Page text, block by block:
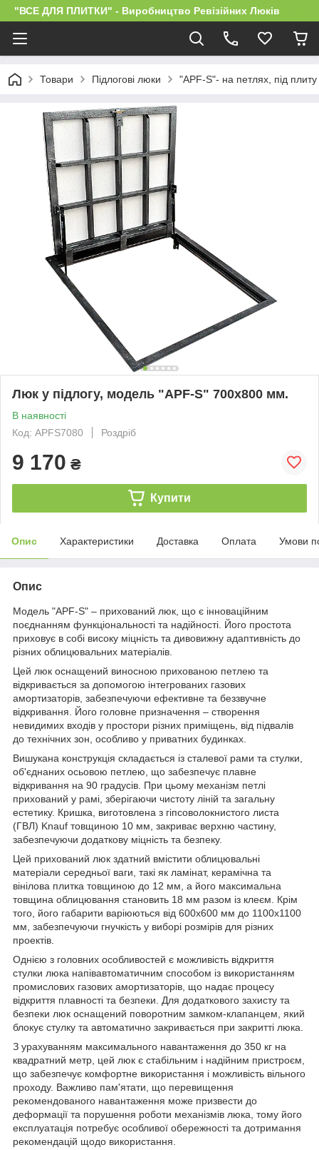
"ВСЕ ДЛЯ ПЛИТКИ" - Виробництво Ревізійних Люків
Товари Підлогові люки "APF-S"- на петлях, під плиту
Люк у підлогу, модель "APF-S" 700х800 мм.
В наявності
Код: APFS7080
Роздріб
9 170 ₴
Купити
Опис Характеристики Доставка Оплата Умови
Опис
Модель "APF-S" – прихований люк, що є інноваційним
поєднанням функціональності та надійності. Його простота
приховує в собі високу міцність та дивовижну адаптивність до
різних облицювальних матеріалів.
Цей люк оснащений виносною прихованою петлею та
відкривається за допомогою інтегрованих газових
амортизаторів, забезпечуючи ефективне та беззвучне
відкривання. Його головне призначення – створення
невидимих входів у простори різних приміщень, від підвалів
до технічних зон, особливо у приватних будинках.
Вишукана конструкція складається із сталевої рами та стулки,
об'єднаних осьовою петлею, що забезпечує плавне
відкривання на 90 градусів. При цьому механізм петлі
прихований у рамі, зберігаючи чистоту ліній та загальну
естетику. Кришка, виготовлена з гіпсоволокнистого листа
(ГВЛ) Knauf товщиною 10 мм, закриває верхню частину,
забезпечуючи додаткову міцність та безпеку.
Цей прихований люк здатний вмістити облицювальні
матеріали середньої ваги, такі як ламінат, керамічна та
вінілова плитка товщиною до 12 мм, а його максимальна
товщина облицювання становить 18 мм разом із клеєм. Крім
того, його габарити варіюються від 600х600 мм до 1100х1100
мм, забезпечуючи гнучкість у виборі розмірів для різних
проектів.
Однією з головних особливостей є можливість відкриття
стулки люка напівавтоматичним способом із використанням
промислових газових амортизаторів, що надає процесу
відкриття плавності та безпеки. Для додаткового захисту та
безпеки люк оснащений поворотним замком-клапанцем, який
блокує стулку та автоматично закривається при закритті люка.
З урахуванням максимального навантаження до 350 кг на
квадратний метр, цей люк є стабільним і надійним пристроєм,
що забезпечує комфортне використання і можливість вільного
проходу. Важливо пам'ятати, що перевищення
рекомендованого навантаження може призвести до
деформації та порушення роботи механізмів люка, тому його
експлуатація потребує особливої обережності та дотримання
рекомендацій щодо використання.